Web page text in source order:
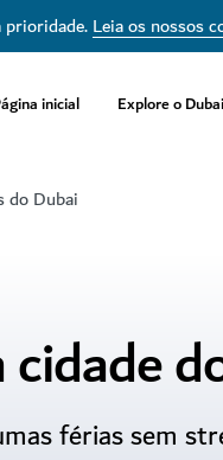
prioridade.Leia os nossos
inicial Explore o Dubai
do Dubai
férias sem